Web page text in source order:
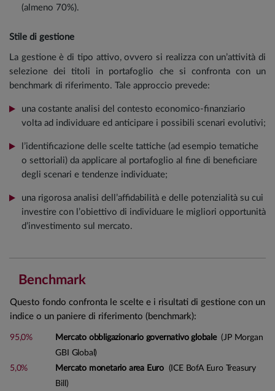
(almeno 70%).
Stile di gestione
La gestione è di tipo attivo, ovvero si realizza con un’attività di
selezione dei titoli in portafoglio che si confronta con un
benchmark di riferimento. Tale approccio prevede:
una costante analisi del contesto economico-finanziario
volta ad individuare ed anticipare i possibili scenari evolutivi;
l’identificazione delle scelte tattiche (ad esempio tematiche
o settoriali) da applicare al portafoglio al fine di beneficiare
degli scenari e tendenze individuate;
una rigorosa analisi dell’affidabilità e delle potenzialità su cui
investire con l’obiettivo di individuare le migliori opportunità
d’investimento sul mercato.
Benchmark
Questo fondo confronta le scelte e i risultati di gestione con un
indice o un paniere di riferimento (benchmark):
95,0% Mercato obbligazionario governativo globale(JP Morgan
GBI Global)
5,0%
Mercato monetario area Euro (ICE BofA Euro Treasury
Bill)